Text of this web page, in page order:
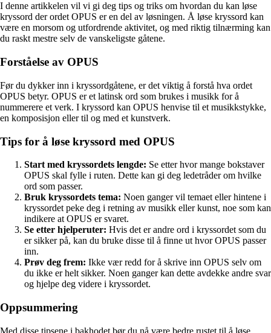
I denne artikkelen vil vi gi deg tips og triks om hvordan du kan løse
kryssord der ordet OPUS er en del av løsningen. Å løse kryssord kan
være en morsom og utfordrende aktivitet, og med riktig tilnærming kan
du raskt mestre selv de vanskeligste gåtene.
Forståelse av OPUS
Før du dykker inn i kryssordgåtene, er det viktig å forstå hva ordet
OPUS betyr. OPUS er et latinsk ord som brukes i musikk for å
nummerere et verk. I kryssord kan OPUS henvise til et musikkstykke,
en komposisjon eller til og med et kunstverk.
Tips for å løse kryssord med OPUS
Start med kryssordets lengde: Se etter hvor mange bokstaver
OPUS skal fylle i ruten. Dette kan gi deg ledetråder om hvilke
ord som passer.
Bruk kryssordets tema: Noen ganger vil temaet eller hintene i
kryssordet peke deg i retning av musikk eller kunst, noe som kan
indikere at OPUS er svaret.
Se etter hjelperuter: Hvis det er andre ord i kryssordet som du
er sikker på, kan du bruke disse til å finne ut hvor OPUS passer
inn.
Prøv deg frem: Ikke vær redd for å skrive inn OPUS selv om
du ikke er helt sikker. Noen ganger kan dette avdekke andre svar
og hjelpe deg videre i kryssordet.
Oppsummering
Med disse tipsene i bakhodet bør du nå være bedre rustet til å løse